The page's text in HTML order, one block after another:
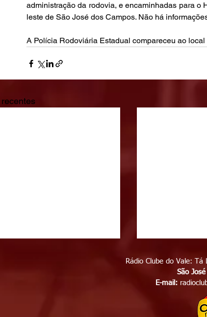
administração da rodovia, e encaminhadas para
leste de São José dos Campos. Não há
A Polícia Rodoviária Estadual compareceu ao
Rádio Clube do Vale:
São
E-mail: